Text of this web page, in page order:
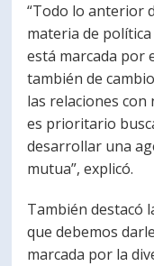
“Todo lo anterior
materia de
está marcada por
también de
las relaciones con
es prioritario
desarrollar una
mutua”, explicó.
También destacó
que debemos
marcada por la